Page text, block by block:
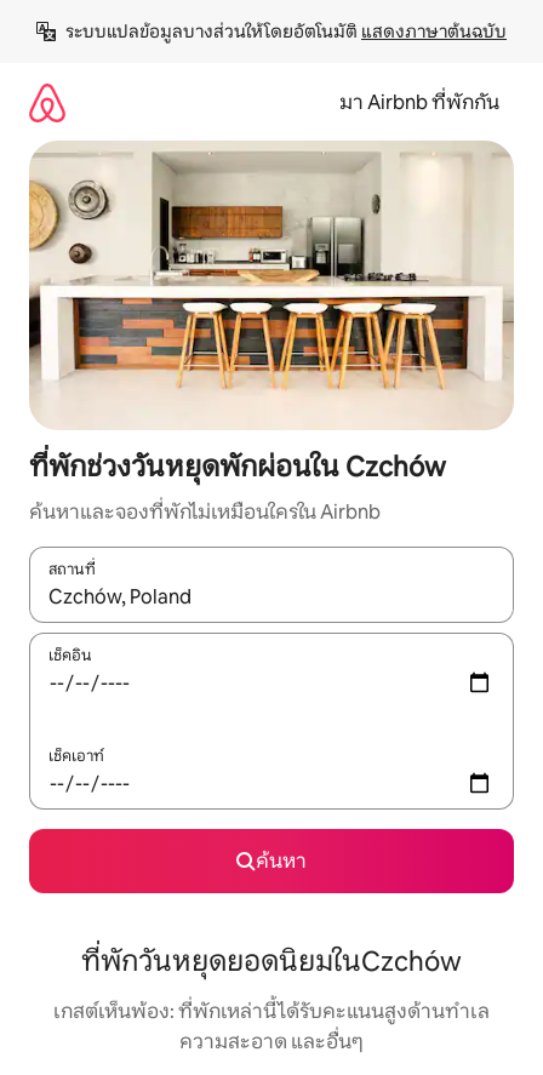
เนื้อหา
ระบบแปลข้อมูลบางส่วนให้โดยอัตโนมัติ แสดงภาษาต้นฉบับ
มา Airbnb ที่พักกัน
ที่พักช่วงวันหยุดพักผ่อนใน Czchów
ค้นหาและจองที่พักไม่เหมือนใครใน Airbnb
สถานที่
ใช้ลูกศรขึ้นลง หรือใช้การสัมผัสหรือปัด เพื่อสำรวจผลการค้นหา
เช็คอิน
เช็คเอาท์
ค้นหา
ที่พักวันหยุดยอดนิยมในCzchów
เกสต์เห็นพ้อง: ที่พักเหล่านี้ได้รับคะแนนสูงด้านทำเล
ความสะอาด และอื่นๆ